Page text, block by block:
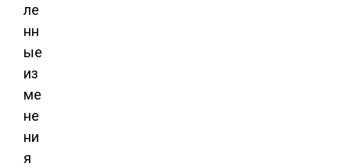
ле
нн
ые
из
ме
не
ни
я